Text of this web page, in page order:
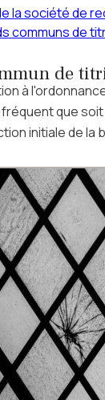
la société de
communs de
de
à
que
initiale de la